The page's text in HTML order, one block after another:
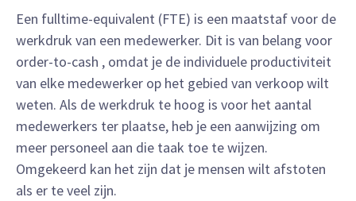
Een fulltime-equivalent (FTE) is een maatstaf voor de
werkdruk van een medewerker. Dit is van belang voor
order-to-cash , omdat je de individuele productiviteit
van elke medewerker op het gebied van verkoop wilt
weten. Als de werkdruk te hoog is voor het aantal
medewerkers ter plaatse, heb je een aanwijzing om
meer personeel aan die taak toe te wijzen.
Omgekeerd kan het zijn dat je mensen wilt afstoten
als er te veel zijn.